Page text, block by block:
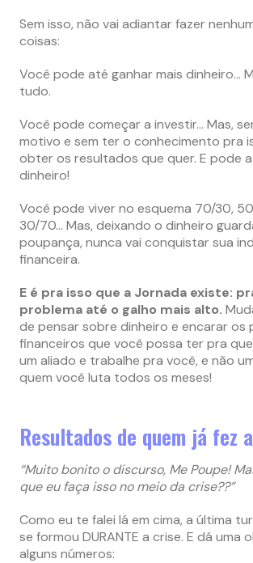
Sem isso, não vai adiantar fazer
coisas:
Você pode até ganhar mais dinheiro…
tudo.
Você pode começar a investir… Mas,
motivo e sem ter o conhecimento pra
obter os resultados que quer. E pode
dinheiro!
Você pode viver no esquema 70/30,
30/70… Mas, deixando o dinheiro
poupança, nunca vai conquistar sua
financeira.
E é pra isso que a Jornada existe:
problema até o galho mais alto.
de pensar sobre dinheiro e encarar os
financeiros que você possa ter pra
um aliado e trabalhe pra você, e não
quem você luta todos os meses!
Resultados de quem já fez
“Muito bonito o discurso, Me Poupe!
que eu faça isso no meio da crise??”
Como eu te falei lá em cima, a última
se formou DURANTE a crise. E dá uma
alguns números: